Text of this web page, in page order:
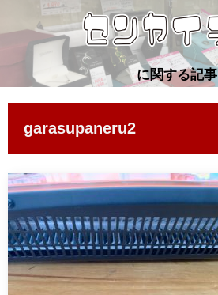
に関する記事
garasupaneru2